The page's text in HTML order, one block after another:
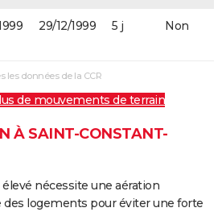
29/12/1999 5 j Non
les données de la CCR
de mouvements de terrain
À SAINT-CONSTANT-
nécessite une aération
des logements pour éviter une forte